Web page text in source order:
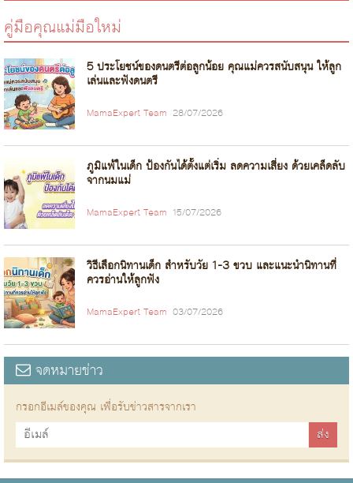
คู่มือคุณแม่มือใหม่
5 ประโยชน์ของดนตรีต่อลูกน้อย คุณแม่ควรสนับสนุน ให้ลูก
เล่นและฟังดนตรี
MamaExpert Team 28/07/2026
ภูมิแพ้ในเด็ก ป้องกันได้ตั้งแต่เริ่ม ลดความเสี่ยง ด้วยเคล็ดลับ
จากนมแม่
MamaExpert Team 15/07/2026
วิธีเลือกนิทานเด็ก สำหรับวัย 1-3 ขวบ และแนะนำนิทานที่
ควรอ่านให้ลูกฟัง
MamaExpert Team 03/07/2026
จดหมายข่าว
กรอกอีเมล์ของคุณ เพื่อรับข่าวสารจากเรา